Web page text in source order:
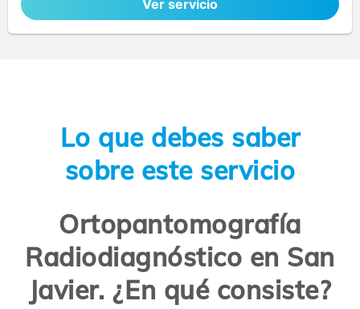
Ver servicio
Lo que debes saber
sobre este servicio
Ortopantomografía
Radiodiagnóstico en San
Javier. ¿En qué consiste?